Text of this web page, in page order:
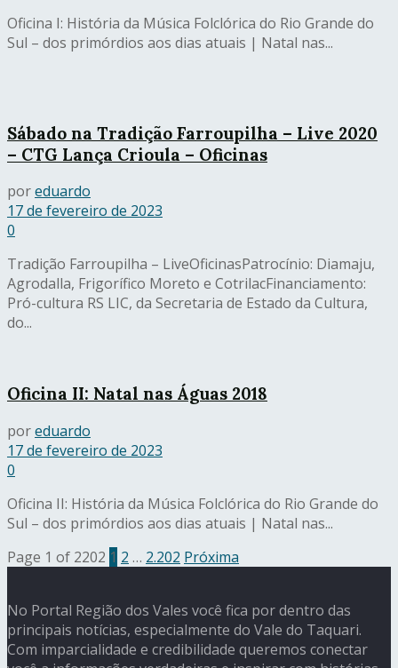
Oficina I: História da Música Folclórica do Rio Grande do
Sul – dos primórdios aos dias atuais | Natal nas...
Sábado na Tradição Farroupilha – Live 2020
– CTG Lança Crioula – Oficinas
poreduardo
17 de fevereiro de 2023
0
Tradição Farroupilha – LiveOficinasPatrocínio: Diamaju,
Agrodalla, Frigorífico Moreto e CotrilacFinanciamento:
Pró-cultura RS LIC, da Secretaria de Estado da Cultura,
do...
Oficina II: Natal nas Águas 2018
poreduardo
17 de fevereiro de 2023
0
Oficina II: História da Música Folclórica do Rio Grande do
Sul – dos primórdios aos dias atuais | Natal nas...
Page 1 of 2202 1 2 … 2.202 Próxima
No Portal Região dos Vales você fica por dentro das
principais notícias, especialmente do Vale do Taquari.
Com imparcialidade e credibilidade queremos conectar